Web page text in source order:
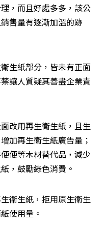
，而且好處多多，該公
售量有逐漸加溫的跡
生紙部分，皆未有正面
讓人質疑其善盡企業責
改用再生衛生紙，且生
加再生衛生紙廣告量；
便等木材替代品，減少
，鼓勵綠色消費。
衛生紙，拒用原生衛生
使用量。